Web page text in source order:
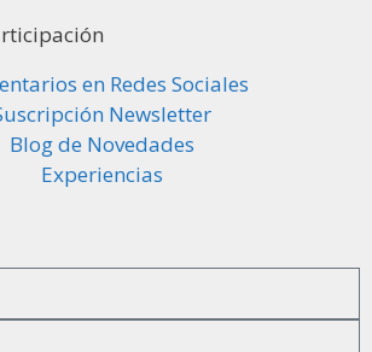
en Redes Sociales
Newsletter
Blog de Novedades
Experiencias